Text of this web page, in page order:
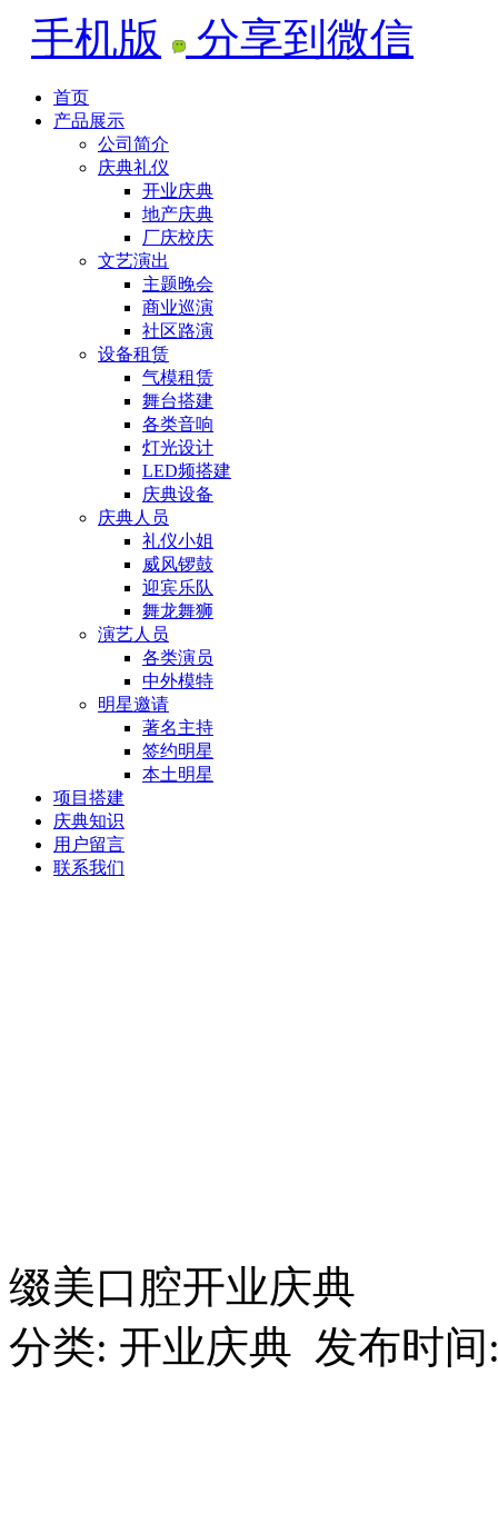
手机版 分享到微信
首页
产品展示
公司简介
庆典礼仪
开业庆典
地产庆典
厂庆校庆
文艺演出
主题晚会
商业巡演
社区路演
设备租赁
气模租赁
舞台搭建
各类音响
灯光设计
LED频搭建
庆典设备
庆典人员
礼仪小姐
威风锣鼓
迎宾乐队
舞龙舞狮
演艺人员
各类演员
中外模特
明星邀请
著名主持
签约明星
本土明星
项目搭建
庆典知识
用户留言
联系我们
缀美口腔开业庆典
分类: 开业庆典 发布时间